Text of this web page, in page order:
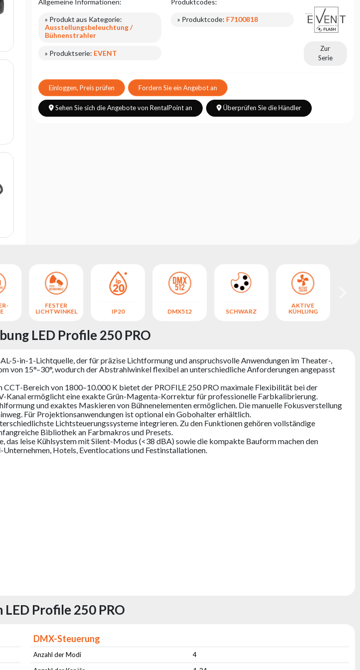
» Produkt aus Kategorie:
Ausstellungsbeleuchtung /
Bühnenstrahler
» Produktserie: EVENT
» Produktcode: F7100818
Zur
Serie
Einloggen, Preis prüfen Fordern Sie ein Angebot an
Sehen Sie sich die Angebote von RentalPoint an Überprüfen Sie die Händler
FESTER
LICHTWINKEL
IP20 DMX512 SCHWARZ
AKTIVE
KÜHLUNG
LED Profile 250 PRO
5-in-1-Lichtquelle, der für präzise Lichtformung und anspruchsvolle Anwendungen im Theater-,
von 15°–30°, wodurch der Abstrahlwinkel flexibel an unterschiedliche Anforderungen angepasst
Bereich von 1800–10.000 K bietet der PROFILE 250 PRO maximale Flexibilität bei der
Kanal ermöglicht eine exakte Grün-Magenta-Korrektur für professionelle Farbkalibrierung.
und exaktes Maskieren von Bühnenelementen ermöglichen. Die manuelle Fokusverstellung
Für Projektionsanwendungen ist optional ein Gobohalter erhältlich.
Lichtsteuerungssysteme integrieren. Zu den Funktionen gehören vollständige
Bibliothek an Farbmakros und Presets.
das leise Kühlsystem mit Silent-Modus (<38 dBA) sowie die kompakte Bauform machen den
Hotels, Eventlocations und Festinstallationen.
Profile 250 PRO
DMX-Steuerung
Anzahl der Modi
4